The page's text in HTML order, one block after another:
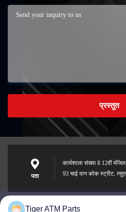
प्रस्तुत
पता
कार्यशाला संख्या 8 12वीं
93 चाई वान कोक स्ट्रीट,
Tiger ATM Parts